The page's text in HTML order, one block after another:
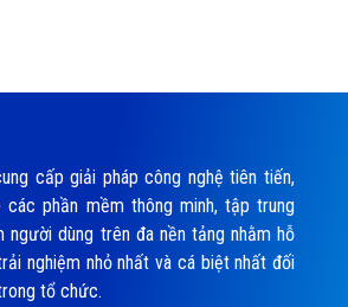
cấp giải pháp công nghệ tiên tiến,
các phần mềm thông minh, tập trung
người dùng trên đa nền tảng nhằm hỗ
nghiệm nhỏ nhất và cá biệt nhất đối
tổ chức.